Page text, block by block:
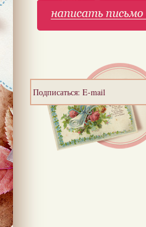
Подписаться: E-mail